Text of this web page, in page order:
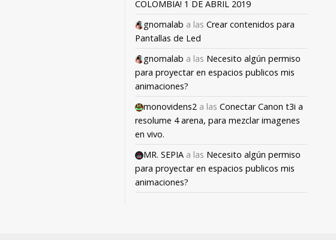
COLOMBIA! 1 DE ABRIL 2019
gnomalab a las Crear contenidos para
Pantallas de Led
gnomalab a las Necesito algún permiso
para proyectar en espacios publicos mis
animaciones?
monovidens2 a las Conectar Canon t3i a
resolume 4 arena, para mezclar imagenes
en vivo.
MR. SEPIA a las Necesito algún permiso
para proyectar en espacios publicos mis
animaciones?